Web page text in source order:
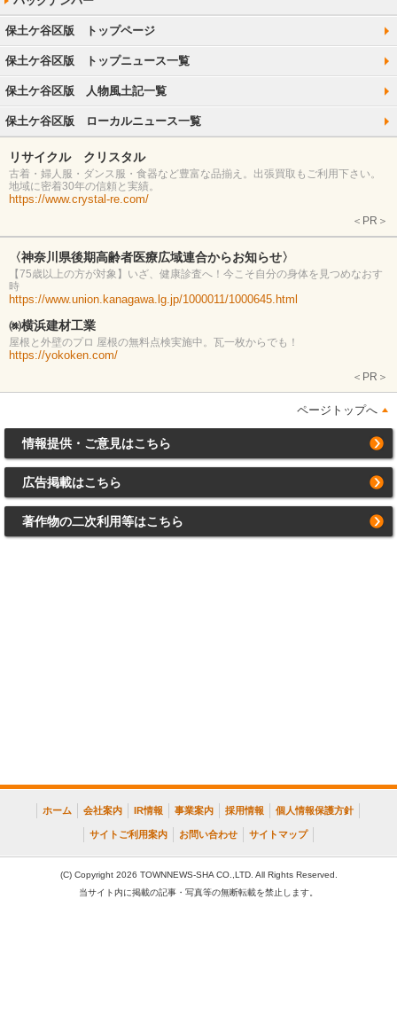
保土ケ谷区版 トップページ
保土ケ谷区版 トップニュース一覧
保土ケ谷区版 人物風土記一覧
保土ケ谷区版 ローカルニュース一覧
リサイクル クリスタル
古着・婦人服・ダンス服・食器など豊富な品揃え。出張買取もご利用下さい。
地域に密着30年の信頼と実績。
https://www.crystal-re.com/
＜PR＞
〈神奈川県後期高齢者医療広域連合からお知らせ〉
【75歳以上の方が対象】いざ、健康診査へ！今こそ自分の身体を見つめなおす
時
https://www.union.kanagawa.lg.jp/1000011/1000645.html
㈱横浜建材工業
屋根と外壁のプロ 屋根の無料点検実施中。瓦一枚からでも！
https://yokoken.com/
＜PR＞
ページトップへ
情報提供・ご意見はこちら
広告掲載はこちら
著作物の二次利用等はこちら
ホーム 会社案内 IR情報 事業案内 採用情報 個人情報保護方針
サイトご利用案内 お問い合わせ サイトマップ
(C) Copyright 2026 TOWNNEWS-SHA CO.,LTD. All Rights Reserved.
当サイト内に掲載の記事・写真等の無断転載を禁止します。